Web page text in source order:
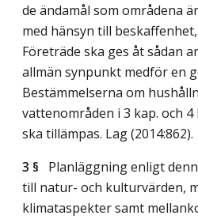
de ändamål som områdena
med hänsyn till
Företräde ska ges åt sådan
allmän synpunkt medför en
Bestämmelserna om
vattenområden i 3 kap. och 4
ska tillämpas. Lag (2014:862).
3 § Planläggning enligt
till natur- och kulturvärden,
klimataspekter samt